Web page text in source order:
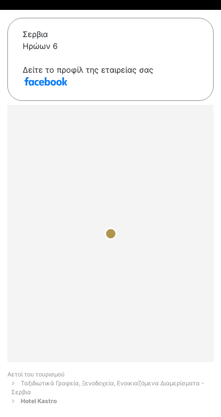
Σερβια
Ηρώων 6
Δείτε το προφίλ της εταιρείας σας
Αετοί του τουρισμού
Ταξιδιωτικά Γραφεία, Ξενοδοχεία, Ενοικιαζόμενα Διαμερίσματα -
Σερβια
Hotel Kastro